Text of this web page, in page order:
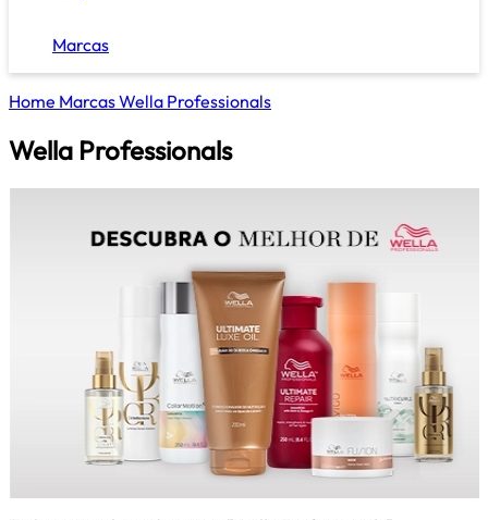
Marcas
Home MarcasWella Professionals
Wella Professionals